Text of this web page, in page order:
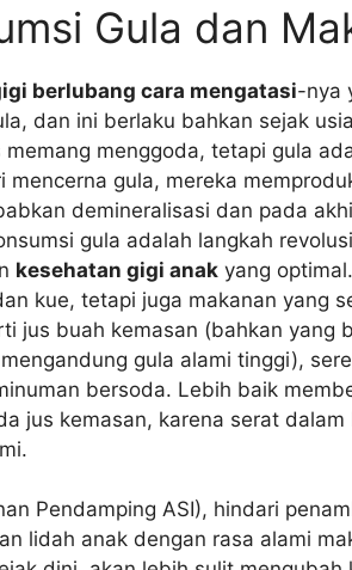
Gula dan
berlubang cara mengatasi-nya
dan ini berlaku bahkan sejak
menggoda, tetapi gula
gula, mereka
demineralisasi dan pada
gula adalah langkah
kesehatan gigi anak yang
kue, tetapi juga makanan yang
jus buah kemasan (bahkan yang
gula alami tinggi),
bersoda. Lebih baik
jus kemasan, karena serat
Pendamping ASI), hindari
lidah anak dengan rasa alami